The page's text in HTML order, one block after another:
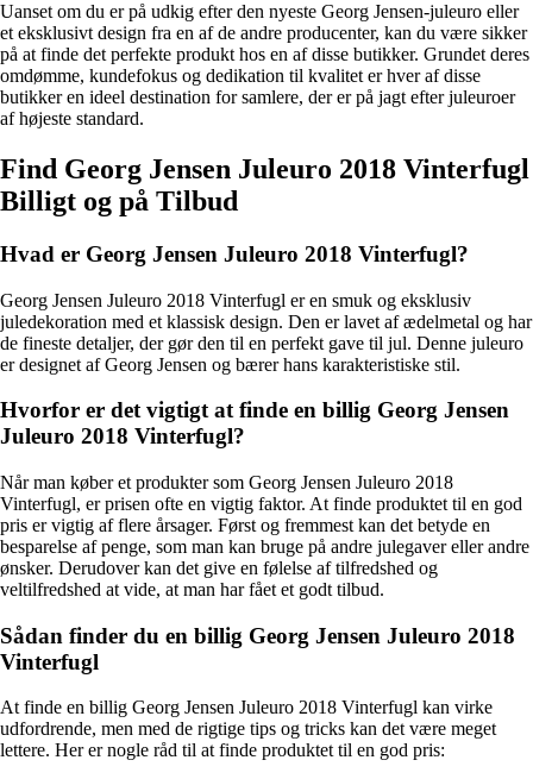
Uanset om du er på udkig efter den nyeste Georg Jensen-juleuro eller
et eksklusivt design fra en af de andre producenter, kan du være sikker
på at finde det perfekte produkt hos en af ​​disse butikker. Grundet deres
omdømme, kundefokus og dedikation til kvalitet er hver af disse
butikker en ideel destination for samlere, der er på jagt efter juleuroer
af højeste standard.
Find Georg Jensen Juleuro 2018 Vinterfugl
Billigt og på Tilbud
Hvad er Georg Jensen Juleuro 2018 Vinterfugl?
Georg Jensen Juleuro 2018 Vinterfugl er en smuk og eksklusiv
juledekoration med et klassisk design. Den er lavet af ædelmetal og har
de fineste detaljer, der gør den til en perfekt gave til jul. Denne juleuro
er designet af Georg Jensen og bærer hans karakteristiske stil.
Hvorfor er det vigtigt at finde en billig Georg Jensen
Juleuro 2018 Vinterfugl?
Når man køber et produkter som Georg Jensen Juleuro 2018
Vinterfugl, er prisen ofte en vigtig faktor. At finde produktet til en god
pris er vigtig af flere årsager. Først og fremmest kan det betyde en
besparelse af penge, som man kan bruge på andre julegaver eller andre
ønsker. Derudover kan det give en følelse af tilfredshed og
veltilfredshed at vide, at man har fået et godt tilbud.
Sådan finder du en billig Georg Jensen Juleuro 2018
Vinterfugl
At finde en billig Georg Jensen Juleuro 2018 Vinterfugl kan virke
udfordrende, men med de rigtige tips og tricks kan det være meget
lettere. Her er nogle råd til at finde produktet til en god pris: